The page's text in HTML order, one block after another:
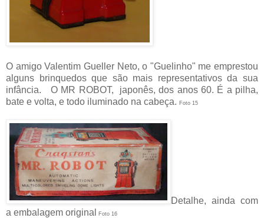
O amigo Valentim Gueller Neto, o "Guelinho" me emprestou
alguns brinquedos que são mais representativos da sua
infância. O MR ROBOT, japonês, dos anos 60. É a pilha,
bate e volta, e todo iluminado na cabeça. Foto 15
Detalhe, ainda com
a embalagem original
Foto 16